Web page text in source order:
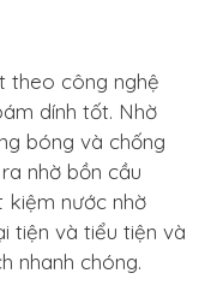
theo công nghệ
dính tốt. Nhờ
bóng và chống
nhờ bồn cầu
kiệm nước nhờ
tiện và tiểu tiện và
nhanh chóng.